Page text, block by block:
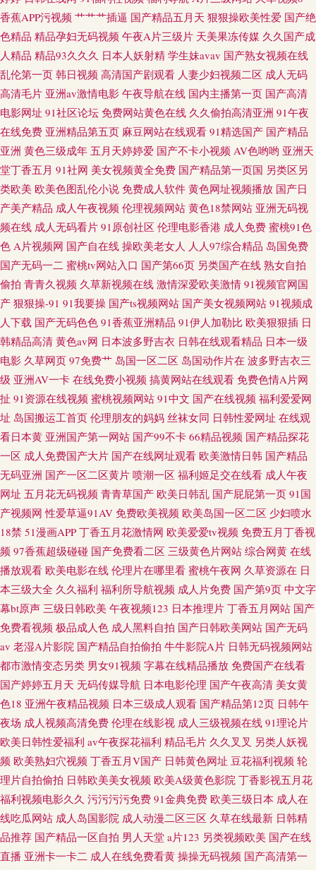
香蕉APP污视频 艹艹艹插逼 国产精品五月天 狠狠操欧美性爱 国产绝
色精品 精品孕妇无码视频 午夜A片三级片 天美果冻传媒 久久国产成
人精品 精品93久久久 日本人妖射精 学生妹avav 国产熟女视频在线
乱伦第一页 韩日视频 高清国产剧观看 人妻少妇视频二区 成人无码
高清毛片 亚洲av激情电影 午夜导航在线 国内主播第一页 国产高清
电影网址 91社区论坛 免费网站黄色在线 久久偷拍高清亚洲 91午夜
在线免费 亚洲精品第五页 麻豆网站在线观看 91精选国产 国产精品
亚洲 黄色三级成年 五月天婷婷爱 国产不卡小视频 AV色哟哟 亚洲天
堂丁香五月 91社网 美女视频黄全免费 国产精品第一页国 另类区另
类欧美 欧美色图乱伦小说 免费成人软件 黄色网址视频播放 国产日
产美产精品 成人午夜视频 伦理视频网站 黄色18禁网站 亚洲无码视
频在线 成人无码看片 91原创社区 伦理电影香港 成人免费 蜜桃91色
色 A片视频网 国产自在线 操欧美老女人 人人97综合精品 岛国免费
国产无码一二 蜜桃tv网站入口 国产第66页 另类国产在线 熟女自拍
偷拍 青青久视频 久草新视频在线 激情深爱欧美激情 91视频官网国
产 狠狠操-91 91我要操 国产ts视频网站 国产美女视频网站 91视频成
人下载 国产无码色色 91香蕉亚洲精品 91伊人加勒比 欧美狠狠插 日
韩精品高清 黄色av网 日本波多野吉衣 日韩在线观看精品 日本一级
电影 久草网页 97免费艹 岛国一区二区 岛国动作片在 波多野吉衣三
级 亚洲AV一卡 在线免费小视频 搞黄网站在线观看 免费色情A片网
扯 91资源在线视频 蜜桃视频网站 91中文 国产在线视频 福利爱爱网
址 岛国搬运工首页 伦理朋友的妈妈 丝袜女同 日韩性爱网址 在线观
看日本黄 亚洲国产第一网站 国产99不卡 66精品视频 国产精品探花
一区 成人免费国产大片 国产在线网址观看 欧美激情日韩 国产精品
无码亚洲 国产一区二区黄片 喷潮一区 福利姬足交在线看 成人午夜
网址 五月花无码视频 青青草国产 欧美日韩乱 国产屁屁第一页 91国
产视频网 性爱草逼91AV 免费欧美视频 欧美岛国一区二区 少妇喷水
18禁 51漫画APP 丁香五月花激情网 欧美爱爱tv视频 免费五月丁香视
频 97香蕉超级碰碰 国产免费看二区 三级黄色片网站 综合网黄 在线
播放观看 欧美电影在线 伦理片在哪里看 蜜桃午夜网 久草资源在 日
本三级大全 久久福利 福利所导航视频 成人片免费 国产第9页 中文字
幕bt原声 三级日韩欧美 午夜视频123 日本推理片 丁香五月网站 国产
免费看视频 极品成人色 成人黑料自拍 国产日韩欧美网站 国产无码
av 老湿A片影院 国产精品自拍偷拍 牛牛影院A片 日韩无码视频网站
都市激情变态另类 男女91视频 字幕在线精品播放 免费国产在线看
国产婷婷五月天 无码传媒导航 日本电影伦理 国产午夜高清 美女黄
色18 亚洲午夜精品视频 日本三级成人观看 国产精品第12页 日韩午
夜场 成人视频高清免费 伦理在线影视 成人三级视频在线 91理论片
欧美日韩性爱福利 av午夜探花福利 精品毛片 久久叉叉 另类人妖视
频 欧美熟妇穴视频 丁香五月V国产 日韩黄色网址 豆花福利视频 轮
理片自拍偷拍 日韩欧美美女视频 欧美A级黄色影院 丁香影视五月花
福利视频电影久久 污污污污免费 91金典免费 欧美三级日本 成人在
线吃瓜网站 成人岛国影院 成人动漫二区三区 久草在线最新 日韩精
品推荐 国产精品一区自拍 男人天堂 a片123 另类视频欧美 国产在线
直播 亚洲卡一卡二 成人在线免费看黄 操操无码视频 国产高清第一